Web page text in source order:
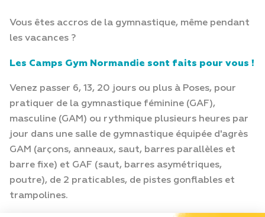
Vous êtes accros de la gymnastique, même pendant
les vacances ?
Les Camps Gym Normandie sont faits pour vous !
Venez passer 6, 13, 20 jours ou plus à Poses, pour
pratiquer de la gymnastique féminine (GAF),
masculine (GAM) ou rythmique plusieurs heures par
jour dans une salle de gymnastique équipée d'agrès
GAM (arçons, anneaux, saut, barres parallèles et
barre fixe) et GAF (saut, barres asymétriques,
poutre), de 2 praticables, de pistes gonflables et
trampolines.